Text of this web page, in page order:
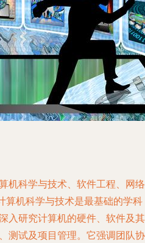
科学与技术、软件工程、网
机科学与技术是最基础的学
研究计算机的硬件、软件及
试及项目管理。它强调团队